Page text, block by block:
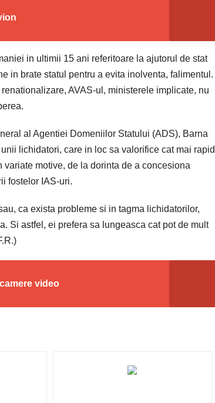
in ultimii 15 ani referitoare la ajutorul de stat
in brate statul pentru a evita inolventa, falimentul.
AVAS-ul, ministerele implicate, nu
al Agentiei Domeniilor Statului (ADS), Barna
lichidatori, care in loc sa valorifice cat mai rapid
motive, de la dorinta de a concesiona
fostelor IAS-uri.
ca exista probleme si in tagma lichidatorilor,
Si astfel, ei prefera sa lungeasca cat pot de mult
video